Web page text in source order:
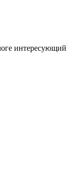
интересующий